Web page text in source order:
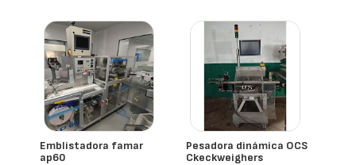
Emblistadora famar
ap60
Pesadora dinámica OCS
Ckeckweighers